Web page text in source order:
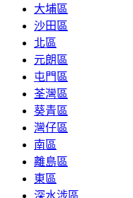
大埔區
沙田區
北區
元朗區
屯門區
荃灣區
葵青區
灣仔區
南區
離島區
東區
深水涉區